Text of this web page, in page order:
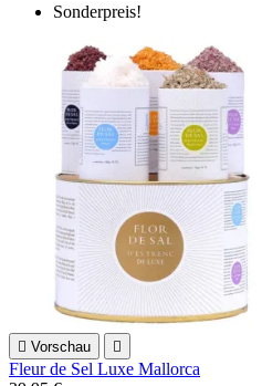
Sonderpreis!
 Vorschau 
Fleur de Sel Luxe Mallorca